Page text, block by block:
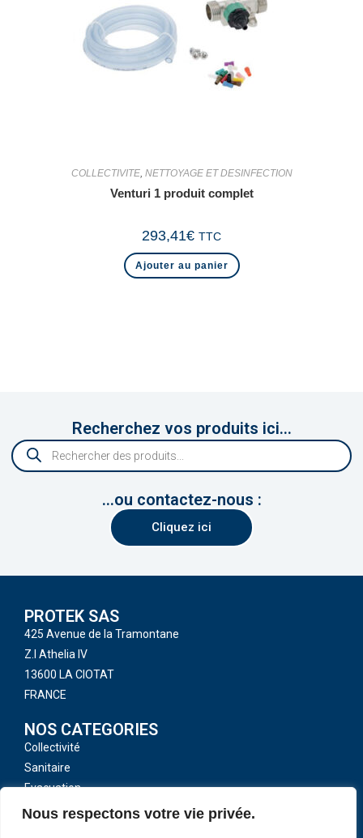
Nous respectons votre vie privée.
COLLECTIVITE, NETTOYAGE ET DESINFECTION
Venturi 1 produit complet
293,41€ TTC
Ajouter au panier
Recherchez vos produits ici...
...ou contactez-nous :
Cliquez ici
PROTEK SAS
425 Avenue de la Tramontane
Z.I Athelia IV
13600 LA CIOTAT
FRANCE
NOS CATEGORIES
Collectivité
Sanitaire
Evacuation
Toutes nos catégories